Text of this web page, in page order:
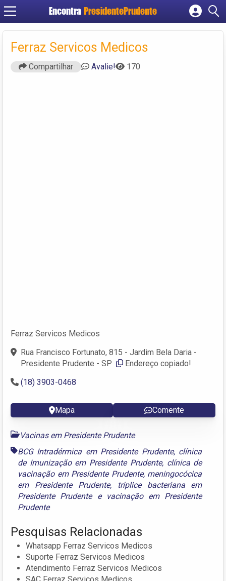
Encontra PresidentePrudente
Cadastrar empresa
Criar conta
Ferraz Servicos Medicos
Compartilhar Avalie! 170
Ferraz Servicos Medicos
Rua Francisco Fortunato, 815 - Jardim Bela Daria -
Presidente Prudente - SP
Endereço copiado!
(18) 3903-0468
Mapa Comente
Vacinas em Presidente Prudente
BCG Intradérmica em Presidente Prudente, clínica
de Imunização em Presidente Prudente, clínica de
vacinação em Presidente Prudente, meningocócica
em Presidente Prudente,
tríplice bacteriana em
Presidente Prudentee vacinação em Presidente
Prudente
Pesquisas Relacionadas
Whatsapp Ferraz Servicos Medicos
Suporte Ferraz Servicos Medicos
Atendimento Ferraz Servicos Medicos
SAC Ferraz Servicos Medicos